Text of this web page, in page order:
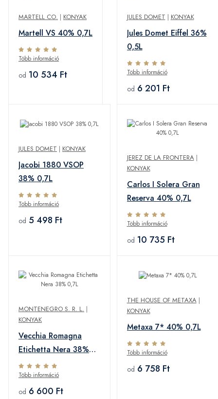
MARTELL CO. | KONYAK
Martell VS 40% 0,7L
Több információ
od 10 534 Ft
JULES DOMET | KONYAK
Jules Domet Eiffel 36%
0,5L
Több információ
od 6 201 Ft
JULES DOMET | KONYAK
Jacobi 1880 VSOP
38% 0,7L
Több információ
od 5 498 Ft
JEREZ DE LA FRONTERA|
KONYAK
Carlos I Solera Gran
Reserva 40% 0,7L
Több információ
od 10 735 Ft
MONTENEGRO S. R. L. |
KONYAK
Vecchia Romagna
Etichetta Nera 38%
0,7L
Több információ
od 6 600 Ft
THE HOUSE OF METAXA|
KONYAK
Metaxa 7* 40% 0,7L
Több információ
od 6 758 Ft